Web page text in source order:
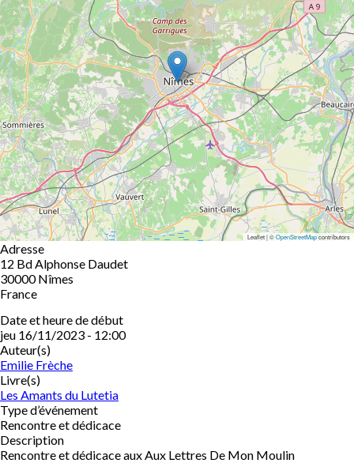
Leaflet | ©OpenStreetMapcontributors
Adresse
12 Bd Alphonse Daudet
30000 Nîmes
France
Date et heure de début
jeu 16/11/2023 - 12:00
Auteur(s)
Emilie Frèche
Livre(s)
Les Amants du Lutetia
Type d’événement
Rencontre et dédicace
Description
Rencontre et dédicace aux Aux Lettres De Mon Moulin